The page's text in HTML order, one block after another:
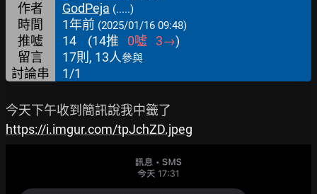
作者 GodPeja (.....)
時間 1年前 (2025/01/16 09:48)
推噓 14 (14推 0噓 3→)
留言
17則, 13人參與
討論串 1/1
https://i.imgur.com/tpJchZD.jpeg